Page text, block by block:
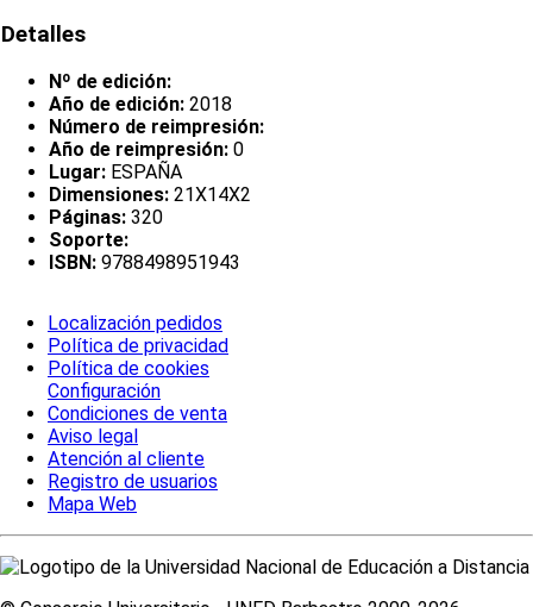
Detalles
Nº de edición:
Año de edición: 2018
Número de reimpresión:
Año de reimpresión: 0
Lugar: ESPAÑA
Dimensiones: 21X14X2
Páginas: 320
Soporte:
ISBN: 9788498951943
Localización pedidos
Política de privacidad
Política de cookies
Configuración
Condiciones de venta
Aviso legal
Atención al cliente
Registro de usuarios
Mapa Web